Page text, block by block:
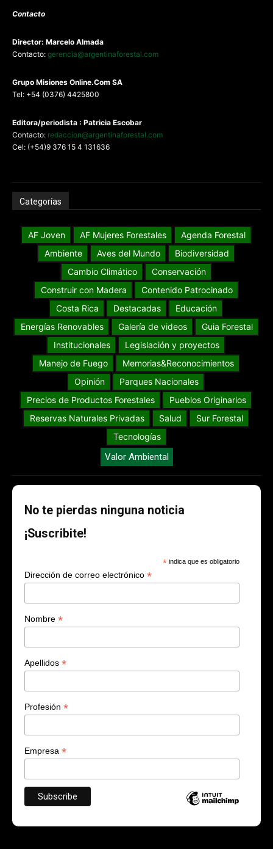
Contacto
Director: Marcelo Almada
Contacto: gerencia@argentinaforestal.com
Grupo Misiones Online.Com SA
Tel: +54 (0376) 4425800
Editora/periodista : Patricia Escobar
Contacto: redaccion@argentinaforestal.com
Cel: (+54)9 376 15 4 131636
Categorías
AF Joven AF Mujeres Forestales
Agenda Forestal
Ambiente
Aves del Mundo
Biodiversidad
Cambio Climático
Conservación
Construir con Madera
Contenido Patrocinado
Costa Rica
Destacadas
Educación
Energías Renovables
Galería de videos
Guia Forestal
Institucionales
Legislación y proyectos
Manejo de Fuego
Memorias&Reconocimientos
Opinión
Parques Nacionales
Precios de Productos Forestales
Pueblos Originarios
Reservas Naturales Privadas
Salud
Sur Forestal
Tecnologías
Valor Ambiental
No te pierdas ninguna noticia
¡Suscribite!
* indica que es obligatorio
Dirección de correo electrónico *
Nombre *
Apellidos *
Profesión *
Empresa *